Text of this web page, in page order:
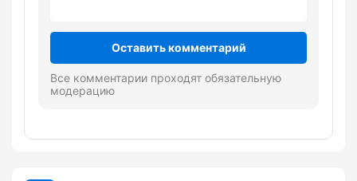
Оставить комментарий
Все комментарии проходят обязательную
модерацию